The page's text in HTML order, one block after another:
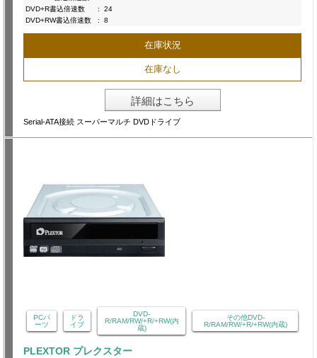
DVD+R書込倍速数
:
24
DVD+RW書込倍速数
: 8
在庫状況
在庫なし
詳細はこちら
Serial-ATA接続 スーパーマルチ DVDドライブ
PCパ
ーツ
ドラ
イブ
DVD-
R/RAM/RW/+R/+RW(内
蔵)
その他DVD-
R/RAM/RW/+R/+RW(内蔵)
PLEXTOR プレクスター